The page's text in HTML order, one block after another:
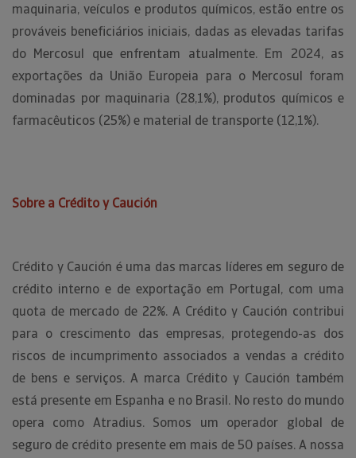
maquinaria, veículos e produtos químicos, estão entre os
prováveis beneficiários iniciais, dadas as elevadas tarifas
do Mercosul que enfrentam atualmente. Em 2024, as
exportações da União Europeia para o Mercosul foram
dominadas por maquinaria (28,1%), produtos químicos e
farmacêuticos (25%) e material de transporte (12,1%).
Sobre a Crédito y Caución
Crédito y Caución é uma das marcas líderes em seguro de
crédito interno e de exportação em Portugal, com uma
quota de mercado de 22%. A Crédito y Caución contribui
para o crescimento das empresas, protegendo-as dos
riscos de incumprimento associados a vendas a crédito
de bens e serviços. A marca Crédito y Caución também
está presente em Espanha e no Brasil. No resto do mundo
opera como Atradius. Somos um operador global de
seguro de crédito presente em mais de 50 países. A nossa